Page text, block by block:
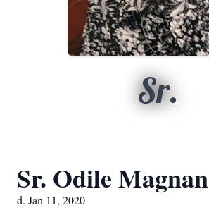
Sr.
Sr. Odile Magnan
d. Jan 11, 2020